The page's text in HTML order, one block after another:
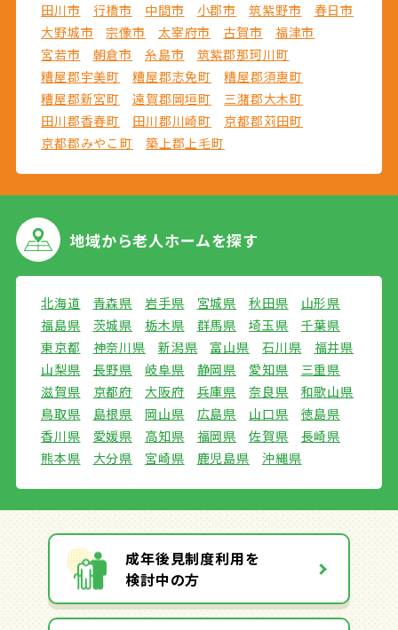
田川市
行橋市 中間市 小郡市 筑紫野市
春日市
大野城市
宗像市 太宰府市 古賀市
福津市
宮若市
朝倉市 糸島市
筑紫郡那珂川町
糟屋郡宇美町
糟屋郡志免町
糟屋郡須惠町
糟屋郡新宮町
遠賀郡岡垣町
三潴郡大木町
田川郡香春町
田川郡川崎町
京都郡苅田町
京都郡みやこ町
築上郡上毛町
地域から老人ホームを探す
北海道 青森県 岩手県 宮城県 秋田県
山形県
福島県
茨城県 栃木県 群馬県 埼玉県
千葉県
東京都
神奈川県 新潟県 富山県 石川県
福井県
山梨県
長野県 岐阜県 静岡県 愛知県
三重県
滋賀県
京都府 大阪府 兵庫県 奈良県
和歌山県
鳥取県
島根県 岡山県 広島県 山口県
徳島県
香川県
愛媛県 高知県 福岡県 佐賀県
長崎県
熊本県
大分県 宮崎県 鹿児島県 沖縄県
成年後見制度利用を
検討中の方